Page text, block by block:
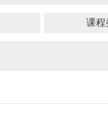
课程